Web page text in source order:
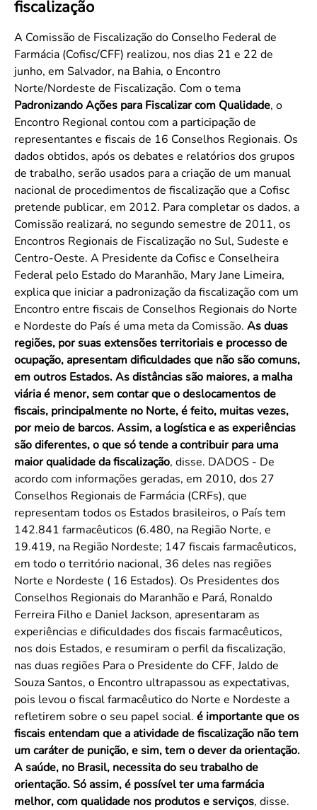
Convenção Coletiva 2025/2026 – Piso salarial Farmácias e Drogaria
Saúde Pública e Indígena
Calendário Eleitoral
Candidatos
Votação
Dúvidas Frequentes
Eleições Anteriores
fiscalização
A Comissão de Fiscalização do Conselho Federal de
Farmácia (Cofisc/CFF) realizou, nos dias 21 e 22 de
junho, em Salvador, na Bahia, o Encontro
Norte/Nordeste de Fiscalização. Com o tema
Padronizando Ações para Fiscalizar com Qualidade, o
Encontro Regional contou com a participação de
representantes e fiscais de 16 Conselhos Regionais. Os
dados obtidos, após os debates e relatórios dos grupos
de trabalho, serão usados para a criação de um manual
nacional de procedimentos de fiscalização que a Cofisc
pretende publicar, em 2012. Para completar os dados, a
Comissão realizará, no segundo semestre de 2011, os
Encontros Regionais de Fiscalização no Sul, Sudeste e
Centro-Oeste. A Presidente da Cofisc e Conselheira
Federal pelo Estado do Maranhão, Mary Jane Limeira,
explica que iniciar a padronização da fiscalização com um
Encontro entre fiscais de Conselhos Regionais do Norte
e Nordeste do País é uma meta da Comissão. As duas
regiões, por suas extensões territoriais e processo de
ocupação, apresentam dificuldades que não são comuns,
em outros Estados. As distâncias são maiores, a malha
viária é menor, sem contar que o deslocamentos de
fiscais, principalmente no Norte, é feito, muitas vezes,
por meio de barcos. Assim, a logística e as experiências
são diferentes, o que só tende a contribuir para uma
maior qualidade da fiscalização, disse. DADOS - De
acordo com informações geradas, em 2010, dos 27
Conselhos Regionais de Farmácia (CRFs), que
representam todos os Estados brasileiros, o País tem
142.841 farmacêuticos (6.480, na Região Norte, e
19.419, na Região Nordeste; 147 fiscais farmacêuticos,
em todo o território nacional, 36 deles nas regiões
Norte e Nordeste ( 16 Estados). Os Presidentes dos
Conselhos Regionais do Maranhão e Pará, Ronaldo
Ferreira Filho e Daniel Jackson, apresentaram as
experiências e dificuldades dos fiscais farmacêuticos,
nos dois Estados, e resumiram o perfil da fiscalização,
nas duas regiões Para o Presidente do CFF, Jaldo de
Souza Santos, o Encontro ultrapassou as expectativas,
pois levou o fiscal farmacêutico do Norte e Nordeste a
refletirem sobre o seu papel social. é importante que os
fiscais entendam que a atividade de fiscalização não tem
um caráter de punição, e sim, tem o dever da orientação.
A saúde, no Brasil, necessita do seu trabalho de
orientação. Só assim, é possível ter uma farmácia
melhor, com qualidade nos produtos e serviços, disse.